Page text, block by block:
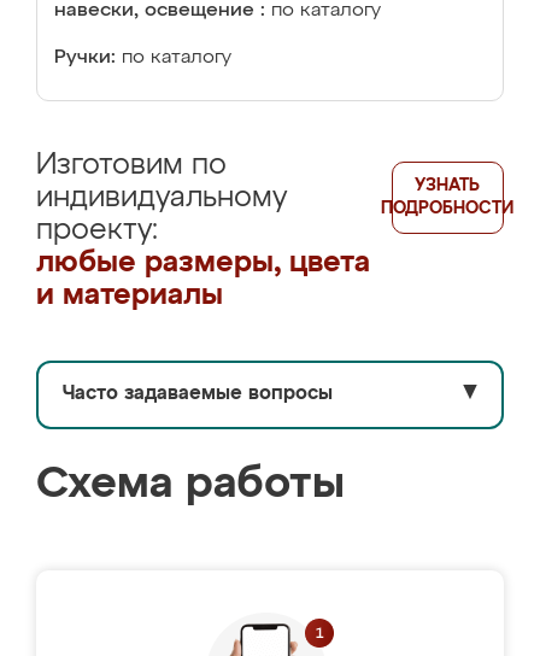
навески, освещение : по каталогу
Ручки: по каталогу
Изготовим по
индивидуальному
проекту:
любые размеры, цвета
и материалы
УЗНАТЬ
ПОДРОБНОСТИ
Часто задаваемые вопросы ▼
Схема работы